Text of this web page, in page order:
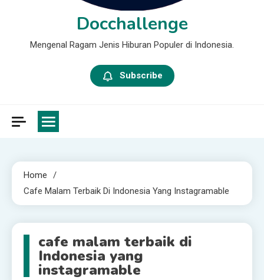
Docchallenge
Mengenal Ragam Jenis Hiburan Populer di Indonesia.
Subscribe
Home
Cafe Malam Terbaik Di Indonesia Yang Instagramable
cafe malam terbaik di
Indonesia yang
instagramable